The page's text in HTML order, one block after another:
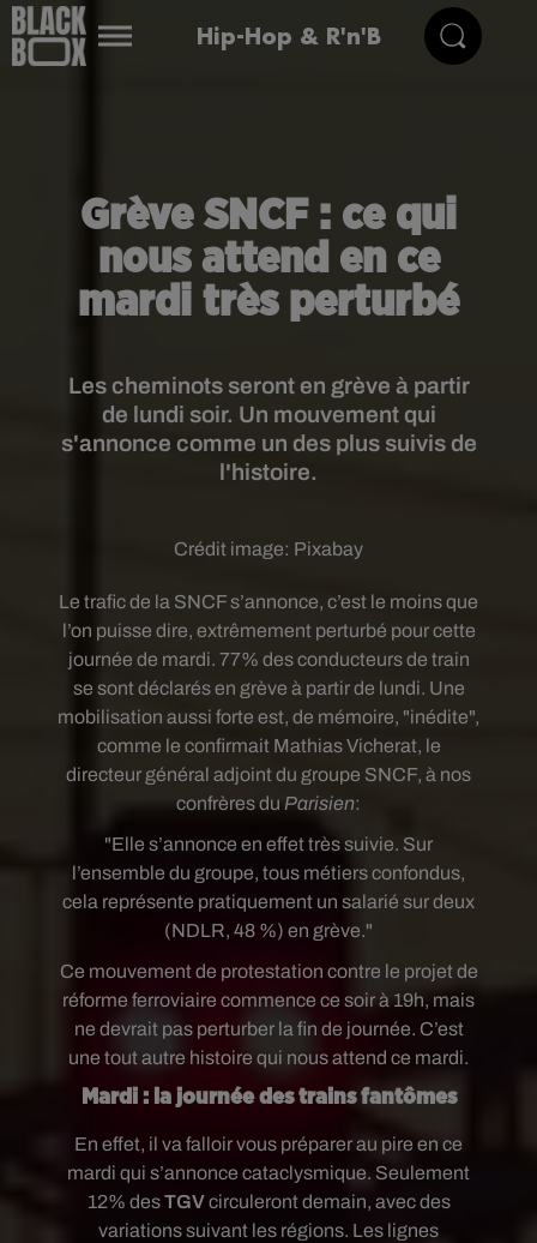
Hip-Hop & R'n'B
Grève SNCF : ce qui
nous attend en ce
mardi très perturbé
Les cheminots seront en grève à partir
de lundi soir. Un mouvement qui
s'annonce comme un des plus suivis de
l'histoire.
Crédit image: Pixabay
Le trafic de la SNCF s’annonce, c’est le moins que
l’on puisse dire, extrêmement perturbé pour cette
journée de mardi. 77% des conducteurs de train
se sont déclarés en grève à partir de lundi. Une
mobilisation aussi forte est, de mémoire, "inédite",
comme le confirmait Mathias Vicherat, le
directeur général adjoint du groupe SNCF, à nos
confrères du Parisien:
"Elle s’annonce en effet très suivie. Sur
l’ensemble du groupe, tous métiers confondus,
cela représente pratiquement un salarié sur deux
(NDLR, 48 %) en grève."
Ce mouvement de protestation contre le projet de
réforme ferroviaire commence ce soir à 19h, mais
ne devrait pas perturber la fin de journée. C’est
une tout autre histoire qui nous attend ce mardi.
Mardi : la journée des trains fantômes
En effet, il va falloir vous préparer au pire en ce
mardi qui s’annonce cataclysmique. Seulement
12% desTGVcirculeront demain, avec des
variations suivant les régions. Les lignes